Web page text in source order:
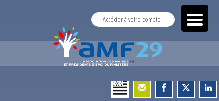
Accéder à votre compte